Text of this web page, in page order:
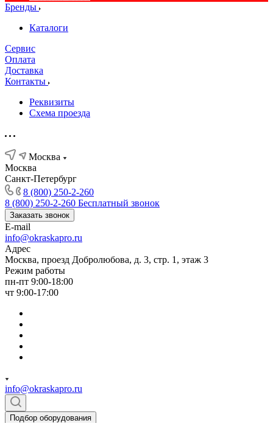
Бренды
Каталоги
Сервис
Оплата
Доставка
Контакты
Реквизиты
Схема проезда
Москва
Москва
Санкт-Петербург
8 (800) 250-2-260
8 (800) 250-2-260 Бесплатный звонок
Заказать звонок
E-mail
info@okraskapro.ru
Адрес
Москва, проезд Добролюбова, д. 3, стр. 1, этаж 3
Режим работы
пн-пт 9:00-18:00
чт 9:00-17:00
info@okraskapro.ru
Подбор оборудования